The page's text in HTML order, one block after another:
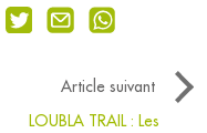
Article suivant
LOUBLA TRAIL : Les